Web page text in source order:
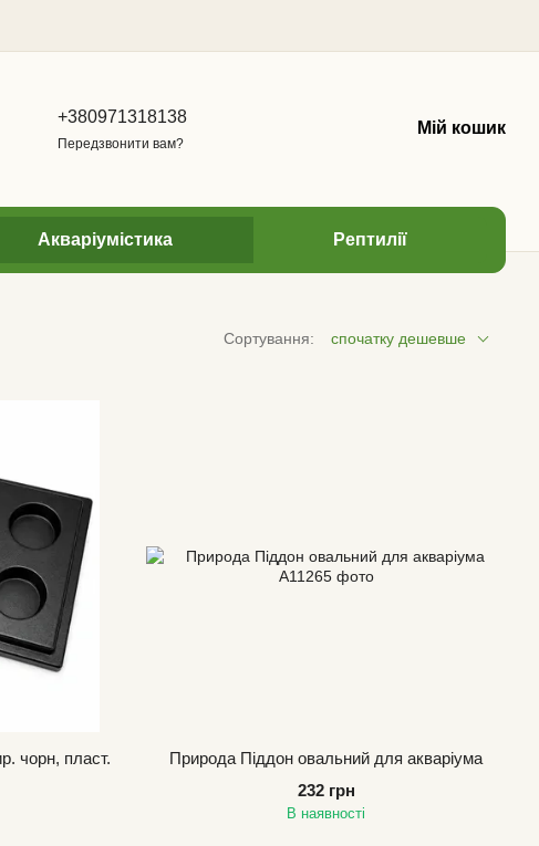
+380971318138
Передзвонити вам?
Мій кошик
Акваріумістика Рептилії
Сортування: спочатку дешевше
чорн, пласт.
Природа Піддон овальний для акваріума
232 грн
В наявності